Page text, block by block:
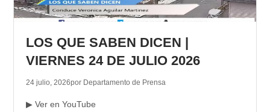
LOS QUE SABEN DICEN |
VIERNES 24 DE JULIO 2026
24 julio, 2026por Departamento de Prensa
▶ Ver en YouTube